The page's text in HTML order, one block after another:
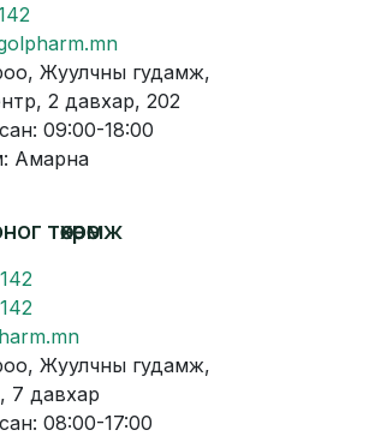
Жуулчны гудамж,
2 давхар, 202
09:00-18:00
Амарна
төхөөрөмж
Жуулчны гудамж,
давхар
08:00-17:00